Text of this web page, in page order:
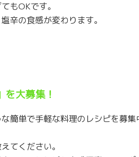
もOKです。
辛の食感が変わります。
大募集！
簡単で手軽な料理のレシピを募集
てください。